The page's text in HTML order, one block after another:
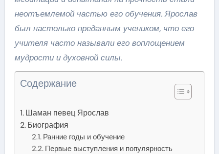
неотъемлемой частью его обучения. Ярослав
был настолько преданным учеником, что его
учителя часто называли его воплощением
мудрости и духовной силы.
Содержание
Шаман певец Ярослав
Биография
Ранние годы и обучение
Первые выступления и популярность